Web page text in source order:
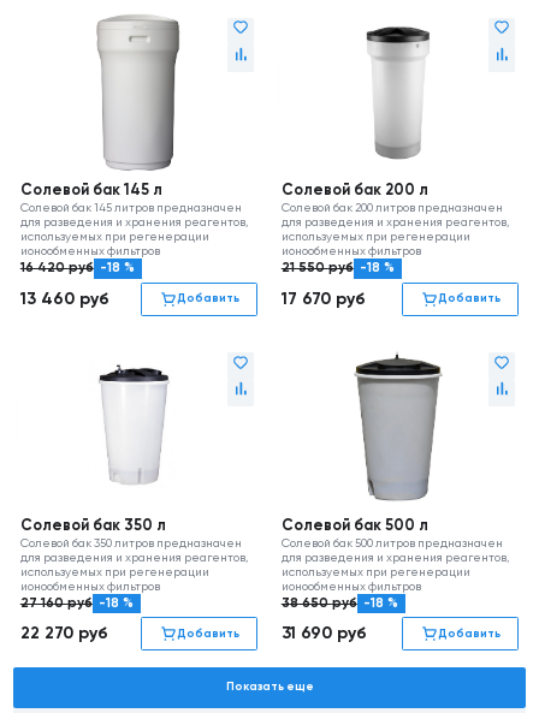
Солевой бак 145 л
Солевой бак 145 литров предназначен
для разведения и хранения реагентов,
используемых при регенерации
ионообменных фильтров
16 420руб -18 %
13 460 руб Добавить
Солевой бак 200 л
Солевой бак 200 литров предназначен
для разведения и хранения реагентов,
используемых при регенерации
ионообменных фильтров
21 550руб -18 %
17 670 руб Добавить
Солевой бак 350 л
Солевой бак 350 литров предназначен
для разведения и хранения реагентов,
используемых при регенерации
ионообменных фильтров
27 160руб -18 %
22 270 руб Добавить
Солевой бак 500 л
Солевой бак 500 литров предназначен
для разведения и хранения реагентов,
используемых при регенерации
ионообменных фильтров
38 650руб -18 %
31 690 руб Добавить
Показать еще